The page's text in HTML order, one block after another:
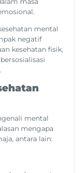
mental
negatif
kesehatan fisik,
mental
mengapa
antara lain: